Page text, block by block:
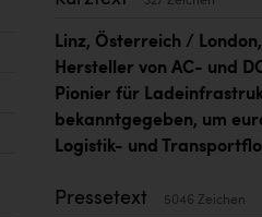
Linz, Österreich /
Hersteller von AC- und
Pionier für
bekanntgegeben, um
Logistik- und
Pressetext 5046 Zeichen